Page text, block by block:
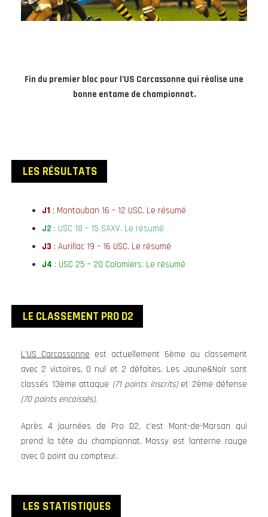
Fin du premier bloc pour l’US Carcassonne qui réalise une
bonne entame de championnat.
LES RÉSULTATS
J1 : Montauban 16 – 12 USC. Le résumé
J2 : USC 18 – 15 SAXV. Le résumé
J3 : Aurillac 19 – 16 USC. Le résumé
J4 : USC 25 – 20 Colomiers. Le résumé
LE CLASSEMENT PRO D2
L’US Carcassonne est actuellement 6ème au classement
avec 2 victoires, 0 nul et 2 défaites. Les Jaune&Noir sont
classés 13ème attaque (71 points inscrits)et 2ème défense
(70 points encaissés).
Après 4 journées de Pro D2, c’est Mont-de-Marsan qui
prend la tête du championnat. Massy est lanterne rouge
avec 0 point au compteur.
LES STATISTIQUES